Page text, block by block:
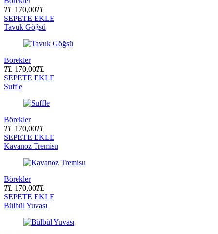
TL 170,00TL
SEPETE EKLE
Tavuk Göğsü
Börekler
TL 170,00TL
SEPETE EKLE
Suffle
Börekler
TL 170,00TL
SEPETE EKLE
Kavanoz Tremisu
Börekler
TL 170,00TL
SEPETE EKLE
Bülbül Yuvası